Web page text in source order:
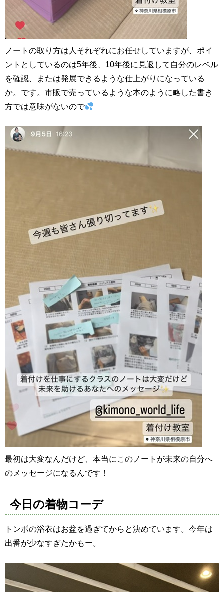
ノートの取り方は人それぞれにお任せしていますが、ポイ
ントとしているのは5年後、10年後に見返して自分のレベル
を確認、または発展できるような仕上がりになっている
か。です。市販で売っているような本のように略した書き
方では意味がないので
最初は大変なんだけど、本当にこのノートが未来の自分へ
のメッセージになるんです！
今日の着物コーデ
トンボの浴衣はお盆を過ぎてからと決めています。今年は
出番が少なすぎたかもー。